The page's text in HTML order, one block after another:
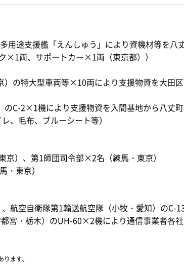
途支援艦「えんしゅう」により資機材等を八
×1両、サポートカー×1両（東京都））
の特大型車両等×10両により支援物資を大田
C-2×1機により支援物資を入間基地から八丈
、毛布、ブルーシート等）
）、第1師団司令部×2名（練馬・東京）
東京）
航空自衛隊第1輸送航空隊（小牧・愛知）のC-
宮・栃木）のUH-60×2機により通信事業者各
ます。